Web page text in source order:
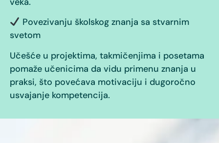
Povezivanju školskog znanja sa stvarnim
svetom
Učešće u projektima, takmičenjima i posetama
pomaže učenicima da vidu primenu znanja u
praksi, što povećava motivaciju i dugoročno
usvajanje kompetencija.